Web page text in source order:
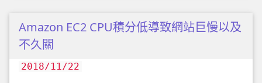
Amazon EC2 CPU積分低導致網站巨慢以及
不久關
2018/11/22